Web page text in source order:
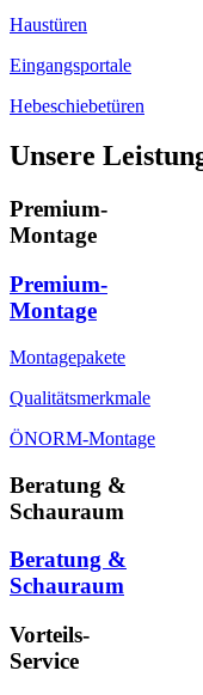
Haustüren
Eingangsportale
Hebeschiebetüren
Unsere
Premium-
Montage
Premium-
Montage
Montagepakete
Qualitätsmerkmale
ÖNORM-Montage
Beratung &
Schauraum
Beratung &
Schauraum
Vorteils-
Service